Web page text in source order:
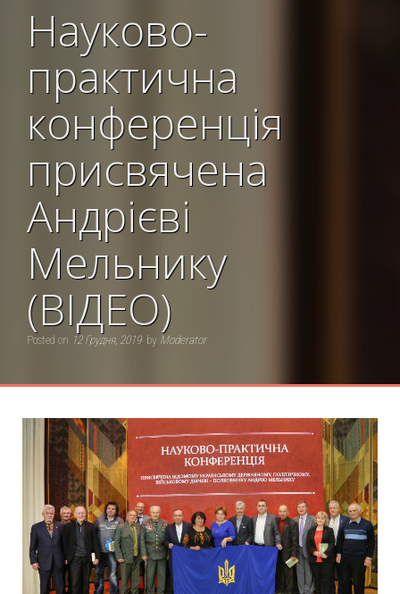
Науково-
практична
конференція
присвячена
Андрієві
Мельнику
(ВІДЕО)
Posted on 12 Грудня, 2019 by Moderator